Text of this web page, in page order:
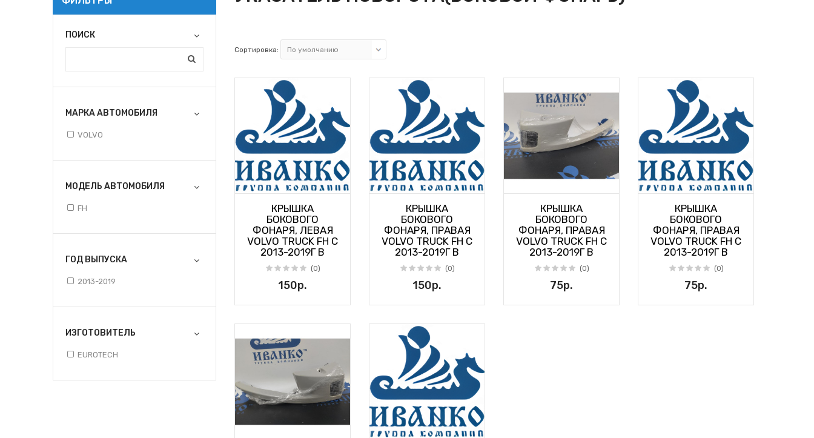
ПОИСК
МАРКА АВТОМОБИЛЯ
VOLVO
МОДЕЛЬ АВТОМОБИЛЯ
FH
ГОД ВЫПУСКА
2013-2019
ИЗГОТОВИТЕЛЬ
EUROTECH
Сортировка:
КРЫШКА
БОКОВОГО
ФОНАРЯ, ЛЕВАЯ
VOLVO TRUCK FH С
2013-2019Г В
(0)
150р.
КРЫШКА
БОКОВОГО
ФОНАРЯ, ПРАВАЯ
VOLVO TRUCK FH С
2013-2019Г В
(0)
150р.
КРЫШКА
БОКОВОГО
ФОНАРЯ, ПРАВАЯ
VOLVO TRUCK FH С
2013-2019Г В
(0)
75р.
КРЫШКА
БОКОВОГО
ФОНАРЯ, ПРАВАЯ
VOLVO TRUCK FH С
2013-2019Г В
(0)
75р.